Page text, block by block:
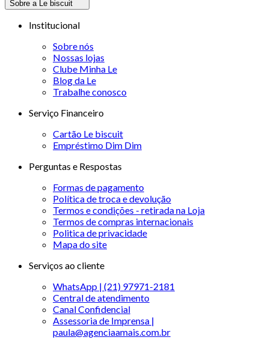
Sobre a Le biscuit
Institucional
Sobre nós
Nossas lojas
Clube Minha Le
Blog da Le
Trabalhe conosco
Serviço Financeiro
Cartão Le biscuit
Empréstimo Dim Dim
Perguntas e Respostas
Formas de pagamento
Política de troca e devolução
Termos e condições - retirada na Loja
Termos de compras internacionais
Politica de privacidade
Mapa do site
Serviços ao cliente
WhatsApp | (21) 97971-2181
Central de atendimento
Canal Confidencial
Assessoria de Imprensa |
paula@agenciaamais.com.br